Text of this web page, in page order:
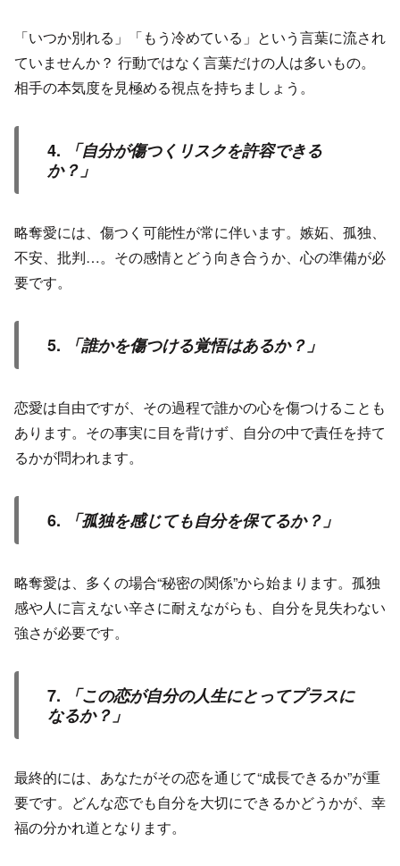
「いつか別れる」「もう冷めている」という言葉に流され
ていませんか？ 行動ではなく言葉だけの人は多いもの。
相手の本気度を見極める視点を持ちましょう。
4.
「自分が傷つくリスクを許容できる
か？」
略奪愛には、傷つく可能性が常に伴います。嫉妬、孤独、
不安、批判…。その感情とどう向き合うか、心の準備が必
要です。
5. 「誰かを傷つける覚悟はあるか？」
恋愛は自由ですが、その過程で誰かの心を傷つけることも
あります。その事実に目を背けず、自分の中で責任を持て
るかが問われます。
6. 「孤独を感じても自分を保てるか？」
略奪愛は、多くの場合“秘密の関係”から始まります。孤独
感や人に言えない辛さに耐えながらも、自分を見失わない
強さが必要です。
7.
「この恋が自分の人生にとってプラスに
なるか？」
最終的には、あなたがその恋を通じて“成長できるか”が重
要です。どんな恋でも自分を大切にできるかどうかが、幸
福の分かれ道となります。